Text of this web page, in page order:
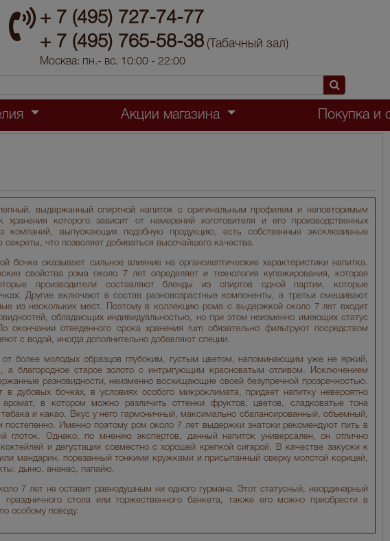
+ 7 (495) 727-74-77
+ 7 (495) 765-58-38 (Табачный зал)
Москва: пн.- вс. 10:00 - 22:00
Акции магазина Покупка и
выдержанный спиртной напиток с оригинальным профилем и неповторимым
хранения которого зависит от намерений изготовителя и его производственных
компаний, выпускающих подобную продукцию, есть собственные эксклюзивные
что позволяет добиваться высочайшего качества.
бочке оказывает сильное влияние на органолептические характеристики напитка.
свойства рома около 7 лет определяет и технология купажирования, которая
производители составляют бленды из спиртов одной партии, которые
Другие включают в состав разновозрастные компоненты, а третьи смешивают
из нескольких мест. Поэтому в коллекцию рома с выдержкой около 7 лет входит
обладающих индивидуальностью, но при этом неизменно имеющих статус
окончании отведенного срока хранения rum обязательно фильтруют посредством
с водой, иногда дополнительно добавляют специи.
от более молодых образцов глубоким, густым цветом, напоминающим уже не яркий,
а благородное старое золото с интригующим красноватым отливом. Исключением
разновидности, неизменно восхищающие своей безупречной прозрачностью.
дубовых бочках, в условиях особого микроклимата, придает напитку невероятно
в котором можно различить оттенки фруктов, цветов, сладковатые тона
и какао. Вкус у него гармоничный, максимально сбалансированный, объемный,
Именно поэтому ром около 7 лет выдержки знатоки рекомендуют пить в
глоток. Однако, по мнению экспертов, данный напиток универсален, он отлично
и дегустации совместно с хорошей крепкой сигарой. В качестве закуски к
мандарин, порезанный тонкими кружками и присыпанный сверху молотой корицей,
дыню, ананас, папайю.
7 лет не оставит равнодушным ни одного гурмана. Этот статусный, неординарный
стола или торжественного банкета, также его можно приобрести в
особому поводу.